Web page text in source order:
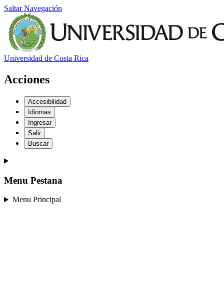
Saltar Navegación
Universidad de Costa Rica
Acciones
Accesibilidad
Idiomas
Ingresar
Salir
Buscar
Menu Pestana
Menu Principal